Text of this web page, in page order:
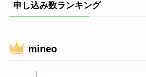
申し込み数ランキング
mineo